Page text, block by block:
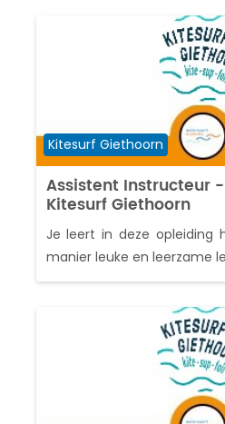
Assistent Instructeur -
Kitesurf Giethoorn
Cursuscategorie
Kitesurf Giethoorn
Je leert in deze opleiding
manier leuke en leerzame